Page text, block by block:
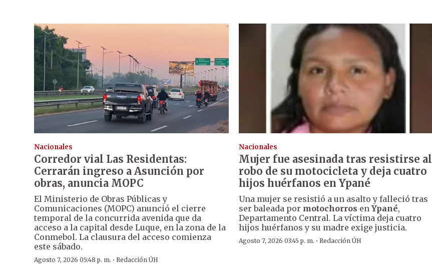
Nacionales
Corredor vial Las Residentas:
Cerrarán ingreso a Asunción por
obras, anuncia MOPC
El Ministerio de Obras Públicas y
Comunicaciones (MOPC) anunció el cierre
temporal de la concurrida avenida que da
acceso a la capital desde Luque, en la zona de la
Conmebol. La clausura del acceso comienza
este sábado.
Agosto 7, 2026 05:48 p. m. · Redacción ÚH
Nacionales
Mujer fue asesinada tras resistirse al
robo de su motocicleta y deja cuatro
hijos huérfanos en Ypané
Una mujer se resistió a un asalto y falleció tras
ser baleada por motochorros enYpané,
Departamento Central. La víctima deja cuatro
hijos huérfanos y su madre exige justicia.
Agosto 7, 2026 03:45 p. m. ·Redacción ÚH